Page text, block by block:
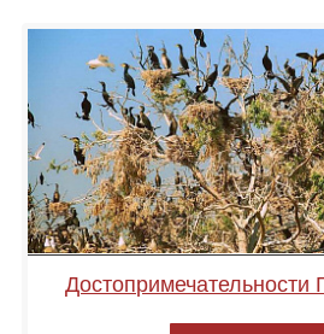
Достопримечательности